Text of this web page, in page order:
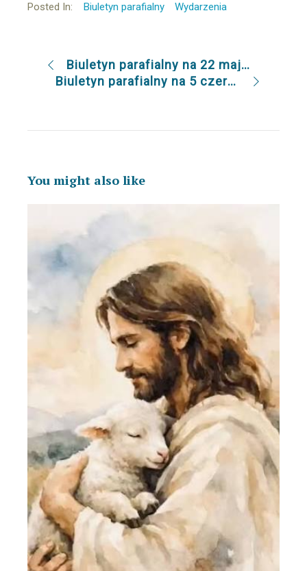
Posted In:
Biuletyn parafialny Wydarzenia
Biuletyn parafialny na 22 maja 2022
Biuletyn parafialny na 5 czerwca 2022
You might also like